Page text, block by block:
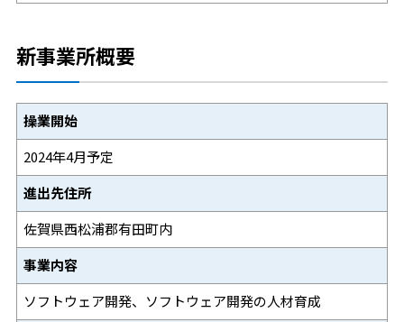
新事業所概要
操業開始
2024年4月予定
進出先住所
佐賀県西松浦郡有田町内
事業内容
ソフトウェア開発、 ソフトウェア開発の人材育成